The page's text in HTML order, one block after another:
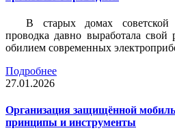
В старых домах советской
проводка давно выработала свой
обилием современных
Подробнее
27.01.2026
Организация защищённой
принципы и инструменты